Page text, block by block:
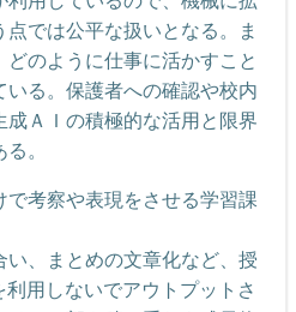
では公平な扱いとなる。ま
のように仕事に活かすこと
る。保護者への確認や校内
ＡＩの積極的な活用と限界
。
考察や表現をさせる学習課
、まとめの文章化など、授
用しないでアウトプットさ